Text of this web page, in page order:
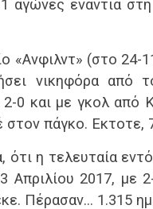
αγώνες ενάντια
«Ανφιλντ» (στο 24-
νικηφόρα από
0 και με γκολ από
στον πάγκο. Εκτοτε,
ότι η τελευταία
Απριλίου 2017, με
Πέρασαν… 1.315